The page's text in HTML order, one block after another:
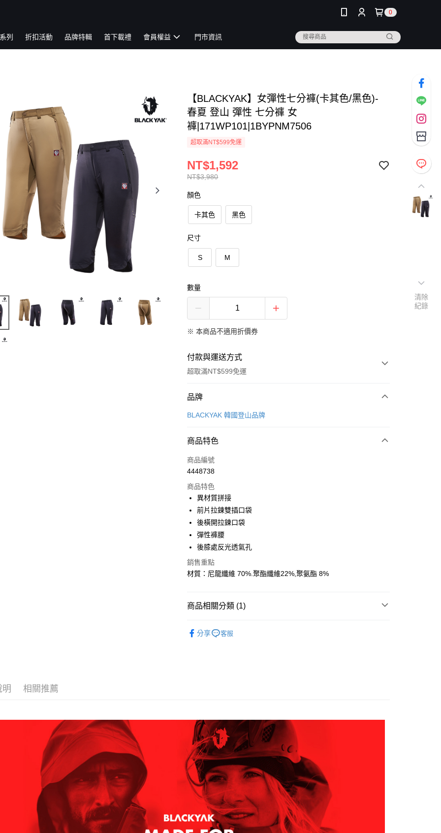
0
列 折扣活動 品牌特輯 首下載禮 會員權益 門市資訊
【BLACKYAK】女彈性七分褲(卡其色/黑色)-
春夏 登山 彈性 七分褲 女
褲|171WP101|1BYPNM7506
超取滿NT$599免運
NT$3,980
NT$1,592
顏色
卡其色 黑色
尺寸
S M
數量
※ 本商品不適用折價券
付款與運送方式
超取滿NT$599免運
付款方式
信用卡一次付款
街口支付
悠遊付
Google Pay
全盈+PAY
AFTEE先享後付
【關於「AFTEE先享後付」】
AFTEE先享後付是「在收到商品之後才付款」的支付方式。 讓您購物簡單
３．安心：先確認商品／服務後，再付款。
１．於結帳方式選擇「AFTEE先享後付」後，將跳轉至「AFTEE先享後
付客戶支援中心」https://netprotections.freshdesk.com/support/home
【注意事項】
１．透過由恩沛科技股份有限公司提供之「AFTEE先享後付」服務完成之
交易，需依本服務之必要範圍內提供個人資料，並將交易相關給付款項請
求債權轉讓予恩沛科技股份有限公司。
２．關於個人資料處理事宜，請瀏覽以下網址：
https://aftee.tw/terms/#terms3
３．未成年的使用者請事先徵得法定代理人或監護人之同意方可使用
「AFTEE先享後付」，若未經同意申辦者引起之損失，本公司不負相關責
４．使用「AFTEE先享後付」時，將依據個別帳號之用戶狀況，依本公司
即時審查核予不同之上限額度；若仍有額度不足之情形，本公司將視審查
ATM付款
運送方式
每筆NT$60，滿NT$599(含以上)免運費
每筆NT$70，滿NT$799(含以上)免運費
品牌
BLACKYAK 韓國登山品牌
商品特色
商品編號
4448738
商品特色
異材質拼接
前片拉鍊雙插口袋
後橫開拉鍊口袋
彈性褲腰
後膝處反光透氣孔
銷售重點
材質：尼龍纖維 70%.聚酯纖維22%,聚氨酯 8%
商品相關分類 (1)
分享
客服
明 相關推薦
清除
紀錄